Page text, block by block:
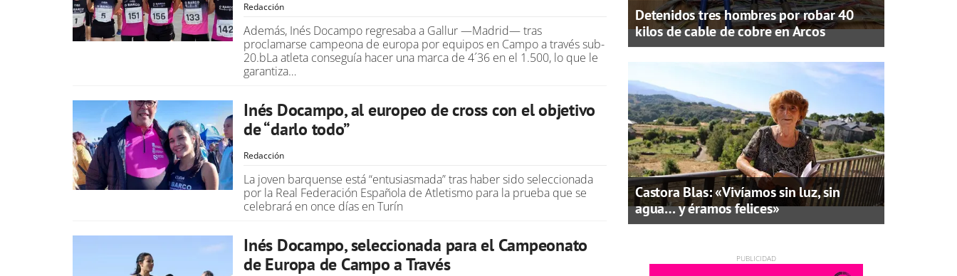
Redacción
Además, Inés Docampo regresaba a Gallur —Madrid— tras
proclamarse campeona de europa por equipos en Campo a través sub-
20.bLa atleta conseguía hacer una marca de 4´36 en el 1.500, lo que le
garantiza…
Inés Docampo, al europeo de cross con el objetivo
de “darlo todo”
Redacción
La joven barquense está “entusiasmada” tras haber sido seleccionada
por la Real Federación Española de Atletismo para la prueba que se
celebrará en once días en Turín
Inés Docampo, seleccionada para el Campeonato
de Europa de Campo a Través
Detenidos tres hombres por robar 40
kilos de cable de cobre en Arcos
Castora Blas: «Vivíamos sin luz, sin
agua… y éramos felices»